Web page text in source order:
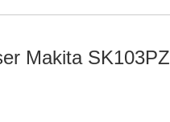
Makita SK103PZ